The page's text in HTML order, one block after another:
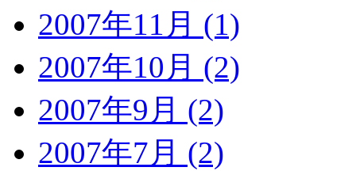
2007年11月 (1)
2007年10月 (2)
2007年9月 (2)
2007年7月 (2)